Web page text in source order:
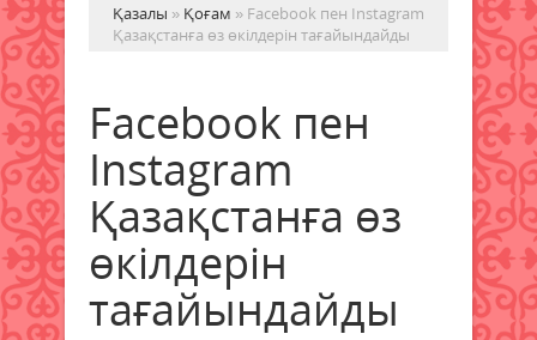
Қазалы » Қоғам » Facebook пен Instagram
Қазақстанға өз өкілдерін тағайындайды
Facebook пен
Instagram
Қазақстанға өз
өкілдерін
тағайындайды